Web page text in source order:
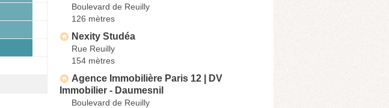
Boulevard de Reuilly
126 mètres
Nexity Studéa
Rue Reuilly
154 mètres
Agence Immobilière Paris 12 | DV
Immobilier - Daumesnil
Boulevard de Reuilly